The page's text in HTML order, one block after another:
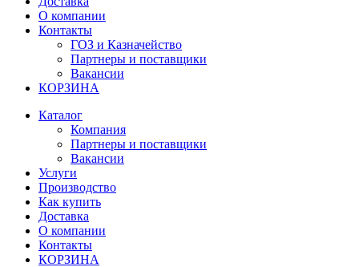
О компании
Контакты
ГОЗ и Казначейство
Партнеры и поставщики
Вакансии
КОРЗИНА
Каталог
Компания
Партнеры и поставщики
Вакансии
Услуги
Производство
Как купить
Доставка
О компании
Контакты
КОРЗИНА